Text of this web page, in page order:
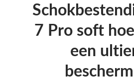
7 Pro soft
een